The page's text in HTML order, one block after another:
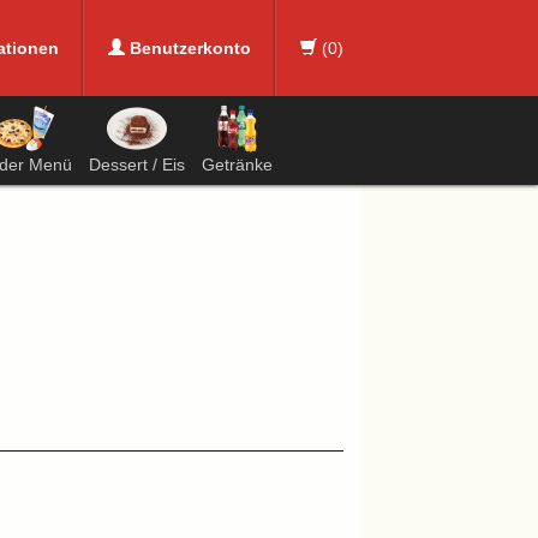
Benutzerkonto (0)
Menü Dessert / Eis Getränke